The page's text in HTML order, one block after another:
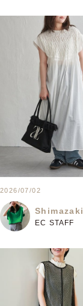
2026/07/02
Shimazaki
EC STAFF